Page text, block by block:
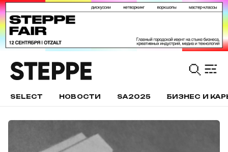
SELECT НОВОСТИ SA2025 БИЗНЕС И